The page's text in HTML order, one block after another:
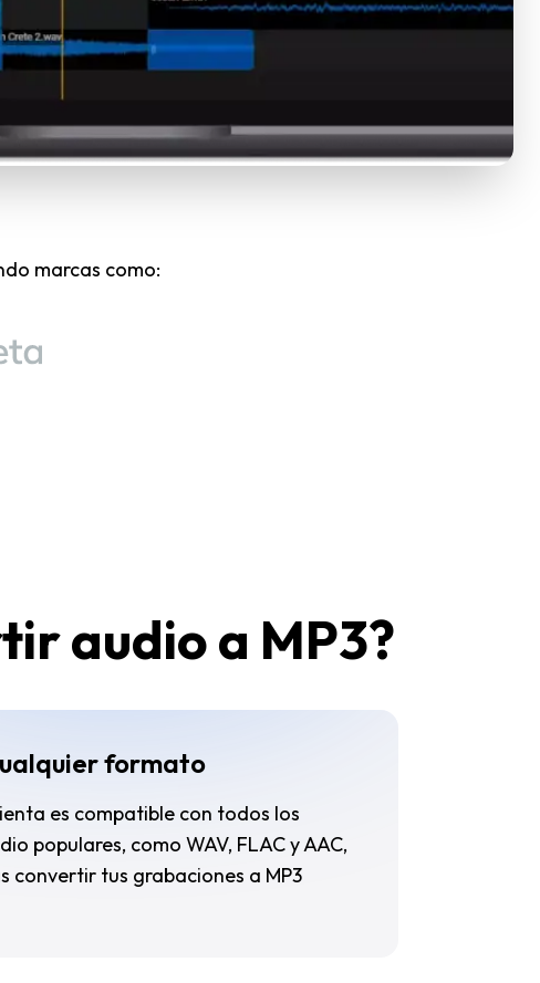
marcas como:
audio a MP3?
formato
es compatible con todos los
populares, como WAV, FLAC y AAC,
convertir tus grabaciones a MP3